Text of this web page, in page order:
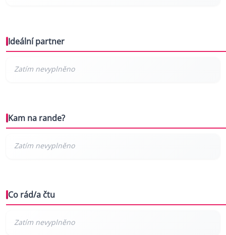
Ideální partner
Kam na rande?
Co rád/a čtu